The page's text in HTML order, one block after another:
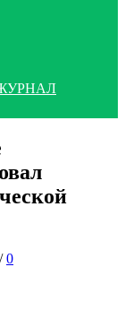
/ 0